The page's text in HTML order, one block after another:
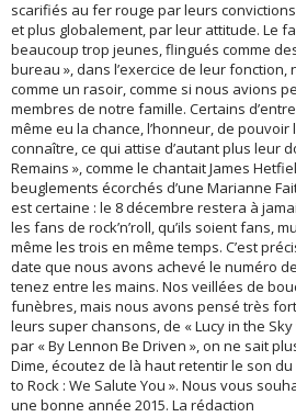
scarifiés au fer rouge par leurs
et plus globalement, par leur attitude. Le
beaucoup trop jeunes, flingués comme
bureau », dans l’exercice de leur
comme un rasoir, comme si nous avions
membres de notre famille. Certains
même eu la chance, l’honneur, de
connaître, ce qui attise d’autant plus leur
Remains », comme le chantait James
beuglements écorchés d’une Marianne
est certaine : le 8 décembre restera à
les fans de rock’n’roll, qu’ils soient fans,
même les trois en même temps. C’est
date que nous avons achevé le numéro
tenez entre les mains. Nos veillées de
funèbres, mais nous avons pensé très
leurs super chansons, de « Lucy in the
par « By Lennon Be Driven », on ne sait
Dime, écoutez de là haut retentir le son du
to Rock : We Salute You ». Nous vous
une bonne année 2015. La rédaction